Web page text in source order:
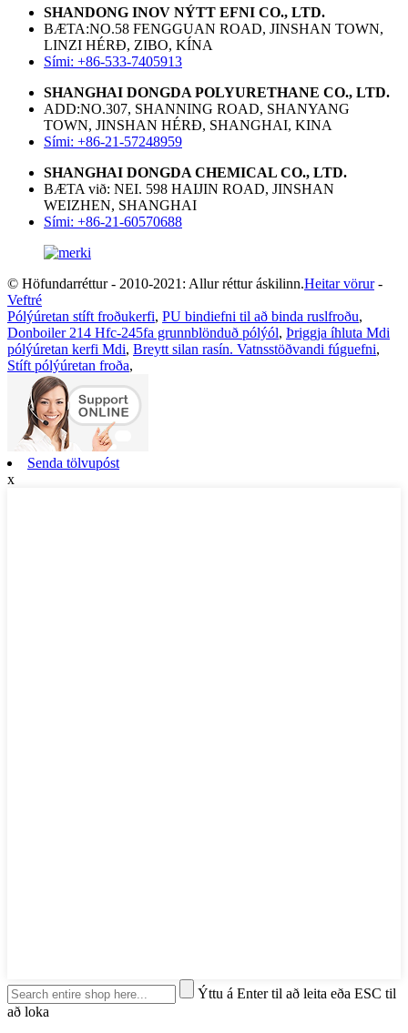
SHANDONG INOV NÝTT EFNI CO., LTD.
BÆTA:NO.58 FENGGUAN ROAD, JINSHAN TOWN,
LINZI HÉRÐ, ZIBO, KÍNA
Sími: +86-533-7405913
SHANGHAI DONGDA POLYURETHANE CO., LTD.
ADD:NO.307, SHANNING ROAD, SHANYANG
TOWN, JINSHAN HÉRÐ, SHANGHAI, KINA
Sími: +86-21-57248959
SHANGHAI DONGDA CHEMICAL CO., LTD.
BÆTA við: NEI. 598 HAIJIN ROAD, JINSHAN
WEIZHEN, SHANGHAI
Sími: +86-21-60570688
© Höfundarréttur - 2010-2021: Allur réttur áskilinn.Heitar vörur-
Veftré
Pólýúretan stíft froðukerfi, PU bindiefni til að binda ruslfroðu,
Donboiler 214 Hfc-245fa grunnblönduð pólýól, Þriggja íhluta Mdi
pólýúretan kerfi Mdi, Breytt silan rasín. Vatnsstöðvandi fúguefni,
Stíft pólýúretan froða,
Senda tölvupóst
x
Ýttu á Enter til að leita eða ESC til
að loka